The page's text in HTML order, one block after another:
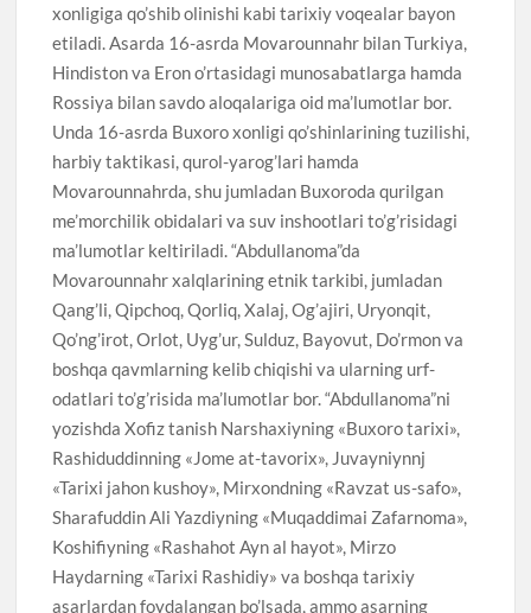
xonligiga qo’shib olinishi kabi tarixiy voqealar bayon
etiladi. Asarda 16-asrda Movarounnahr bilan Turkiya,
Hindiston va Eron o’rtasidagi munosabatlarga hamda
Rossiya bilan savdo aloqalariga oid ma’lumotlar bor.
Unda 16-asrda Buxoro xonligi qo’shinlarining tuzilishi,
harbiy taktikasi, qurol-yarog’lari hamda
Movarounnahrda, shu jumladan Buxoroda qurilgan
me’morchilik obidalari va suv inshootlari to’g’risidagi
ma’lumotlar keltiriladi. “Abdullanoma”da
Movarounnahr xalqlarining etnik tarkibi, jumladan
Qang’li, Qipchoq, Qorliq, Xalaj, Og’ajiri, Uryonqit,
Qo’ng’irot, Orlot, Uyg’ur, Sulduz, Bayovut, Do’rmon va
boshqa qavmlarning kelib chiqishi va ularning urf-
odatlari to’g’risida ma’lumotlar bor. “Abdullanoma”ni
yozishda Xofiz tanish Narshaxiyning «Buxoro tarixi»,
Rashiduddinning «Jome at-tavorix», Juvayniynnj
«Tarixi jahon kushoy», Mirxondning «Ravzat us-safo»,
Sharafuddin Ali Yazdiyning «Muqaddimai Zafarnoma»,
Koshifiyning «Rashahot Ayn al hayot», Mirzo
Haydarning «Tarixi Rashidiy» va boshqa tarixiy
asarlardan foydalangan bo’lsada, ammo asarning